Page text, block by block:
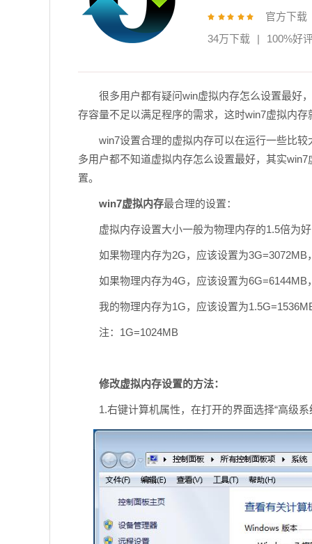
官方下载
34万下载
| 100%好
很多用户都有疑问win虚拟内存怎么设置最好
存容量不足以满足程序的需求，这时win7虚拟内
win7设置合理的虚拟内存可以在运行一些比
多用户都不知道虚拟内存怎么设置最好，其实
置。
win7虚拟内存最合理的设置：
虚拟内存设置大小一般为物理内存的1.5倍为
如果物理内存为2G，应该设置为3G=3072MB
如果物理内存为4G，应该设置为6G=6144MB
我的物理内存为1G，应该设置为
注：1G=1024MB
修改虚拟内存设置的方法：
1.右键计算机属性，在打开的界面选择“高级系